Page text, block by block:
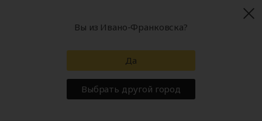
Вы из Ивано-Франковска?
Да
Выбрать другой город